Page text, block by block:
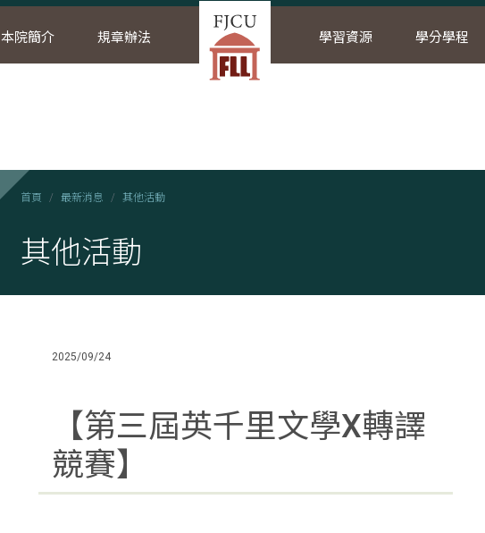
本院簡介 規章辦法 學習資源 學分學程
首頁 最新消息 其他活動
其他活動
2025/09/24
【第三屆英千里文學X轉譯
競賽】